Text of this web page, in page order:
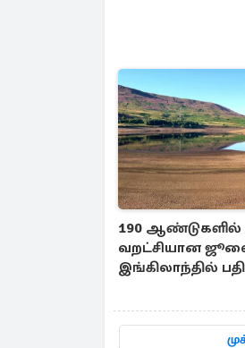
190 ஆண்டுகளில்
வறட்சியான
இங்கிலாந்தில்